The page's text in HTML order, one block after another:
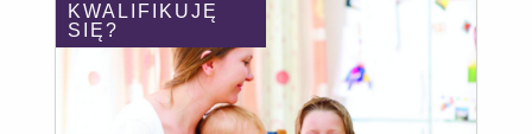
KWALIFIKUJĘ
SIĘ?